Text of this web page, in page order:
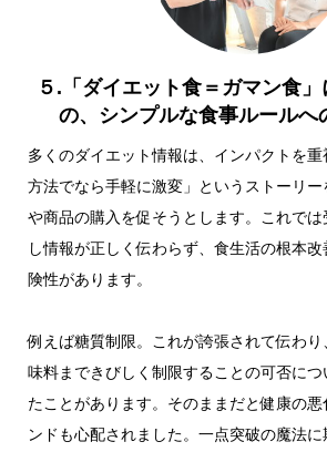
５.「ダイエット食＝ガマン食
の、シンプルな食事ルールへ
多くのダイエット情報は、インパクトを
方法でなら手軽に激変」というストーリ
や商品の購入を促そうとします。これで
し情報が正しく伝わらず、食生活の根本
険性があります。
例えば糖質制限。これが誇張されて伝わり
味料まできびしく制限することの可否に
たことがあります。そのままだと健康の
ンドも心配されました。一点突破の魔法